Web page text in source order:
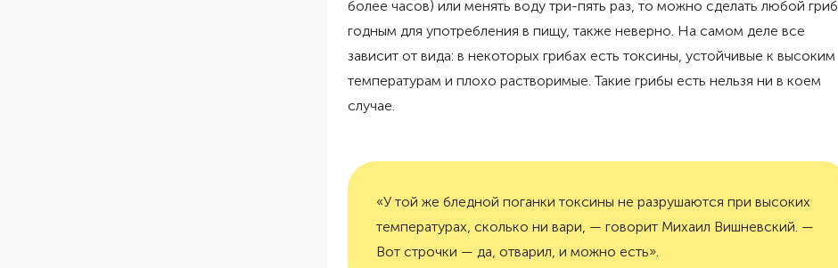
более часов) или менять воду три-пять раз, то можно сделать любой гриб
годным для употребления в пищу, также неверно. На самом деле все
зависит от вида: в некоторых грибах есть токсины, устойчивые к высоким
температурам и плохо растворимые. Такие грибы есть нельзя ни в коем
случае.
«У той же бледной поганки токсины не разрушаются при высоких
температурах, сколько ни вари, — говорит Михаил Вишневский. —
Вот строчки — да, отварил, и можно есть».